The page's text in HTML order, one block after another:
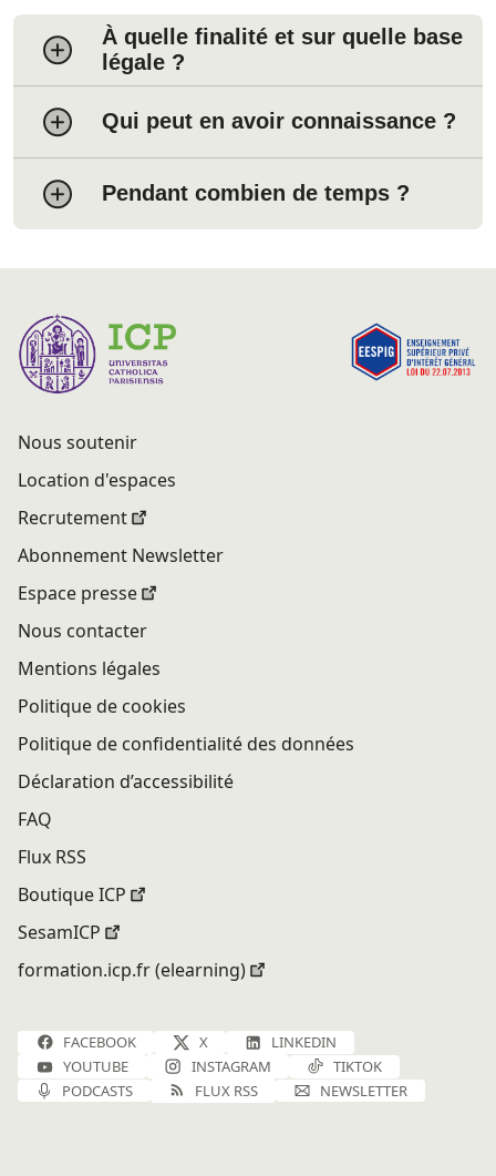
À quelle finalité et sur quelle base
légale ?
Qui peut en avoir connaissance ?
Pendant combien de temps ?
Nous soutenir
Location d'espaces
Recrutement
Abonnement Newsletter
Espace presse
Nous contacter
Mentions légales
Politique de cookies
Politique de confidentialité des données
Déclaration d’accessibilité
FAQ
Flux RSS
Boutique ICP
SesamICP
formation.icp.fr (elearning)
FACEBOOK X
LINKEDIN
YOUTUBE
INSTAGRAM
TIKTOK
PODCASTS
FLUX RSS NEWSLETTER